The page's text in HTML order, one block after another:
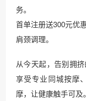
务。
首单注册送300元优
肩颈调理。
从今天起，告别拥
享受专业同城按摩
摩，让健康触手可及。